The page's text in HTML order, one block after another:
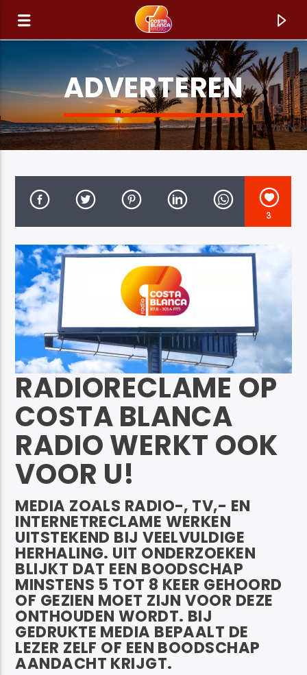
HUIDIG NUMMER
TITEL
ARTIEST
ADVERTEREN
3
RADIORECLAME OP
COSTA BLANCA
RADIO WERKT OOK
VOOR U!
MEDIA ZOALS RADIO-, TV,- EN
INTERNETRECLAME WERKEN
UITSTEKEND BIJ VEELVULDIGE
HERHALING. UIT ONDERZOEKEN
BLIJKT DAT EEN BOODSCHAP
MINSTENS 5 TOT 8 KEER GEHOORD
OF GEZIEN MOET ZIJN VOOR DEZE
ONTHOUDEN WORDT. BIJ
GEDRUKTE MEDIA BEPAALT DE
LEZER ZELF OF EEN BOODSCHAP
AANDACHT KRIJGT.